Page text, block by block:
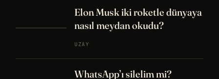
Elon Musk iki roketle dünyaya
nasıl meydan okudu?
UZAY
WhatsApp’ı silelim mi?